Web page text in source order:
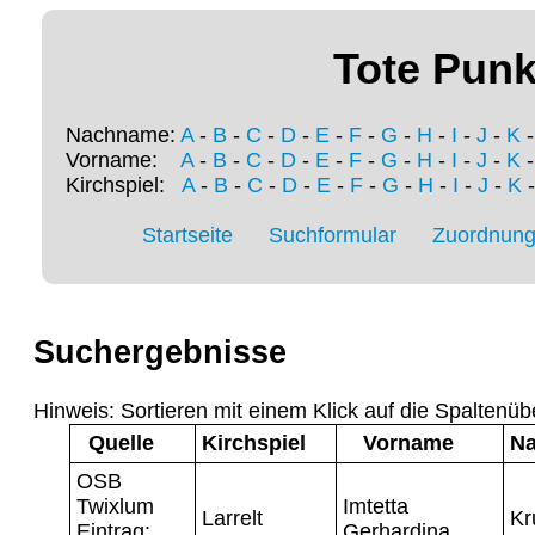
Tote
Nachname: A- B - C - D - E - F - G - H - I - J - K
Vorname: A- B - C - D - E - F - G - H - I - J - K
Kirchspiel: A- B - C - D- E- F- G - H - I - J - K
Startseite Suchformular
Suchergebnisse
Hinweis: Sortieren mit einem Klick auf die
Quelle
Kirchspiel Vorname
OSB
Twixlum
Larrelt
Imtetta